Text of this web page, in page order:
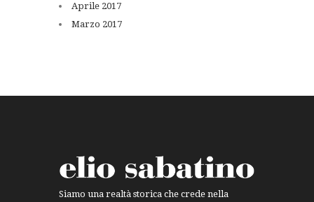
Aprile 2017
Marzo 2017
Siamo una realtà storica che crede nella